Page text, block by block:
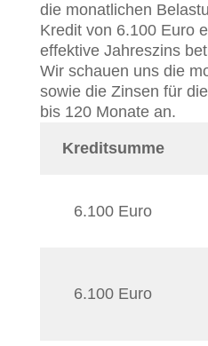
die monatlichen
Kredit von 6.100 Euro
effektive Jahreszins
Wir schauen uns die
sowie die Zinsen für
bis 120 Monate an.
Kreditsumme
6.100 Euro
6.100 Euro